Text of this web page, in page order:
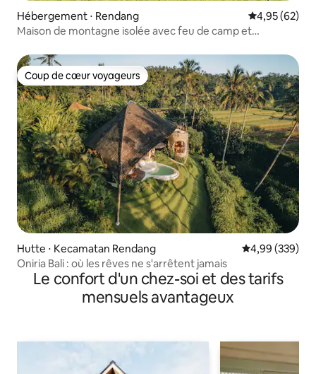
Hébergement ⋅ Rendang Évaluation
4,95 (62)
Maison de montagne isolée avec feu de camp et
Coup de cœur voyageurs
Coup de cœur voyageurs
Hutte ⋅ Kecamatan Rendang Évaluation
4,99 (339)
Oniria Bali : où les rêves ne s'arrêtent jamais
Le confort d'un chez-soi et des tarifs
mensuels avantageux